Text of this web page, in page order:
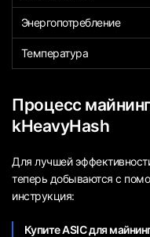
Энергопотребление
Температура
Процесс
kHeavyHash
Для лучшей
теперь добываются с
инструкция:
Купите ASIC для